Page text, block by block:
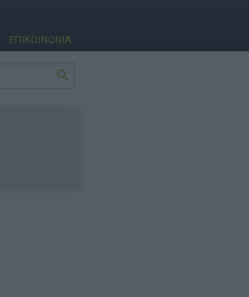
ΕΠΙΚΟΙΝΩΝΙΑ